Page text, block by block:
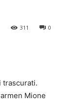
0
311
trascurati.
Mione